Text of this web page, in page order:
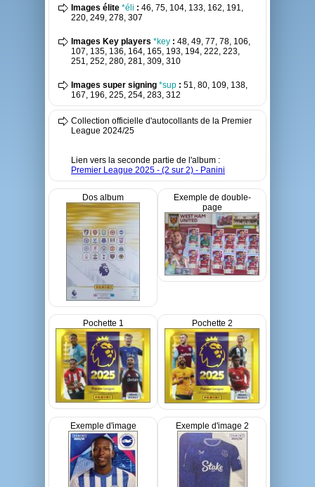
Images élite *éli : 46, 75, 104, 133, 162, 191,
220, 249, 278, 307
Images Key players *key : 48, 49, 77, 78, 106,
107, 135, 136, 164, 165, 193, 194, 222, 223,
251, 252, 280, 281, 309, 310
Images super signing *sup : 51, 80, 109, 138,
167, 196, 225, 254, 283, 312
Collection officielle d'autocollants de la Premier
League 2024/25
Lien vers la seconde partie de l'album :
Premier League 2025 - (2 sur 2) - Panini
Dos album
Exemple de double-
page
Pochette 1 Pochette 2
Exemple d'image Exemple d'image 2